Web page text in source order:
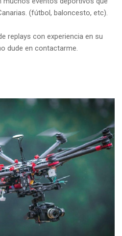
(fútbol, baloncesto, etc).
replays con experiencia en su
dude en contactarme.